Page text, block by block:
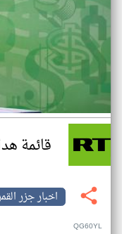
قائمة
اخبار جزر
QG60YL